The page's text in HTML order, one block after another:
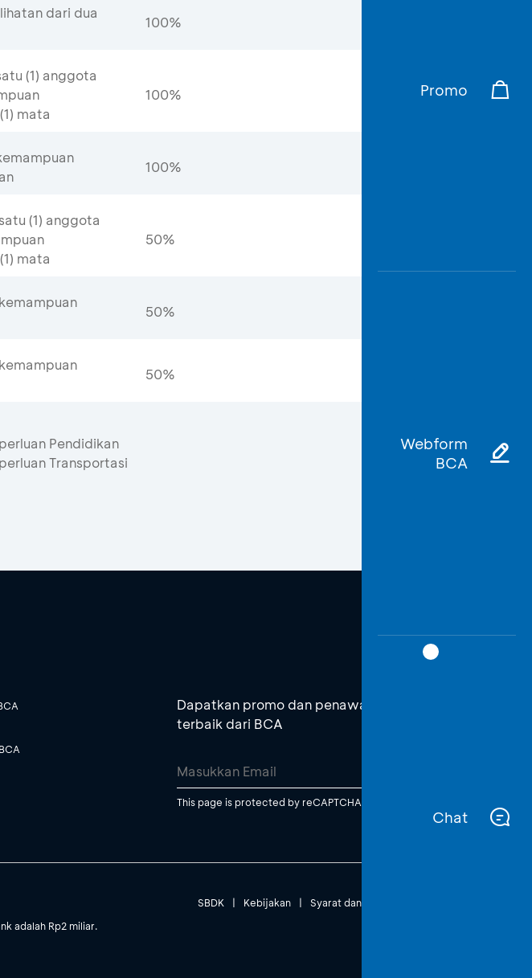
Promo
Webform
BCA
Chat
dari dua
100%
(1) anggota
mata
100%
100%
(1) anggota
mata
50%
50%
50%
Pendidikan
Transportasi
Dapatkan promo dan penawaran
terbaik dari BCA
This page is protected by reCAPTCHA Enterprise.
SBDK | Kebijakan | Syarat dan Ketentuan
adalah Rp2 miliar.